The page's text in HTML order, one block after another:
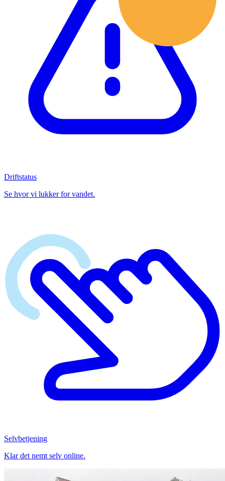
Driftstatus
Se hvor vi lukker for vandet.
Selvbetjening
Klar det nemt selv online.